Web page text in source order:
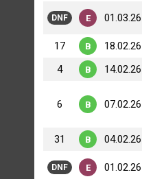
DNF E 01.03.26
17 B 18.02.26
4 B 14.02.26
6 B 07.02.26
31 B 04.02.26
DNF E 01.02.26